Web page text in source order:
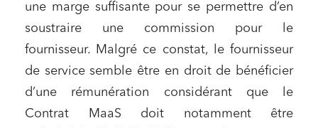
une marge suffisante pour se permettre d’en
soustraire une commission pour le
fournisseur. Malgré ce constat, le fournisseur
de service semble être en droit de bénéficier
d’une rémunération considérant que le
Contrat MaaS doit notamment être